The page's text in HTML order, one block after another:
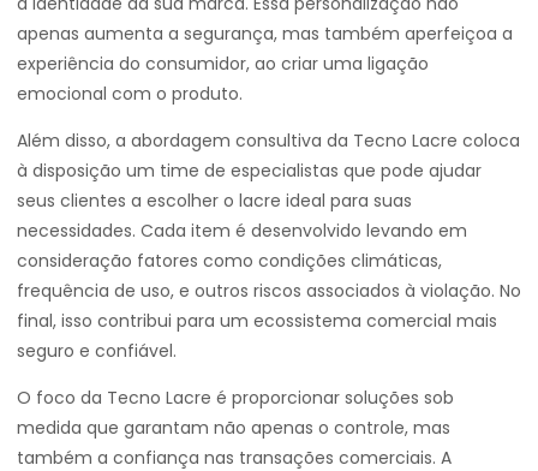
apenas aumenta a segurança, mas também aperfeiçoa a
experiência do consumidor, ao criar uma ligação
emocional com o produto.
Além disso, a abordagem consultiva da Tecno Lacre coloca
à disposição um time de especialistas que pode ajudar
seus clientes a escolher o lacre ideal para suas
necessidades. Cada item é desenvolvido levando em
consideração fatores como condições climáticas,
frequência de uso, e outros riscos associados à violação. No
final, isso contribui para um ecossistema comercial mais
seguro e confiável.
O foco da Tecno Lacre é proporcionar soluções sob
medida que garantam não apenas o controle, mas
também a confiança nas transações comerciais. A